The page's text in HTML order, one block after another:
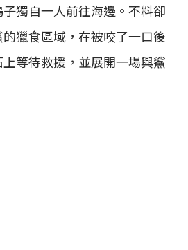
獨自一人前往海邊。不料卻
獵食區域，在被咬了一口後
等待救援，並展開一場與鯊